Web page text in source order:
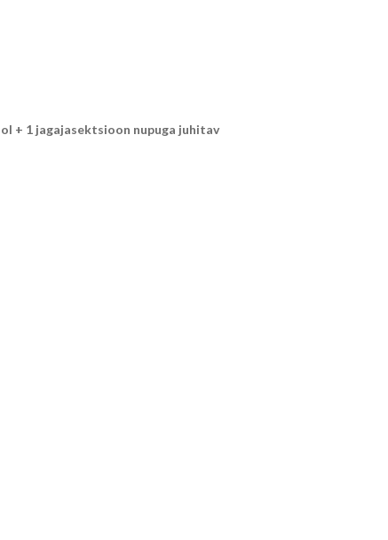
+ 1 jagajasektsioon nupuga juhitav